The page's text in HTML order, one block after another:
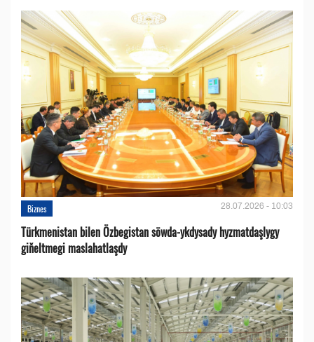
Biznes 28.07.2026 - 10:03
Türkmenistan bilen Özbegistan söwda-ykdysady hyzmatdaşlygy
giňeltmegi maslahatlaşdy